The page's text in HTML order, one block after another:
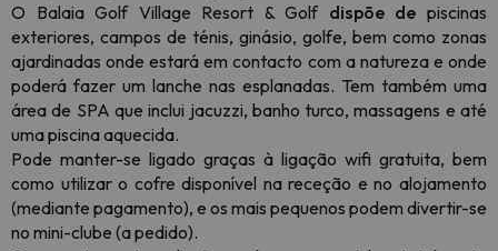
O Balaia Golf Village Resort & Golfdispõe depiscinas
exteriores, campos de ténis, ginásio, golfe, bem como zonas
ajardinadas onde estará em contacto com a natureza e onde
poderá fazer um lanche nas esplanadas. Tem também uma
área de SPA que inclui jacuzzi, banho turco, massagens e até
uma piscina aquecida.
Pode manter-se ligado graças à ligação wifi gratuita, bem
como utilizar o cofre disponível na receção e no alojamento
(mediante pagamento), e os mais pequenos podem divertir-se
no mini-clube (a pedido).